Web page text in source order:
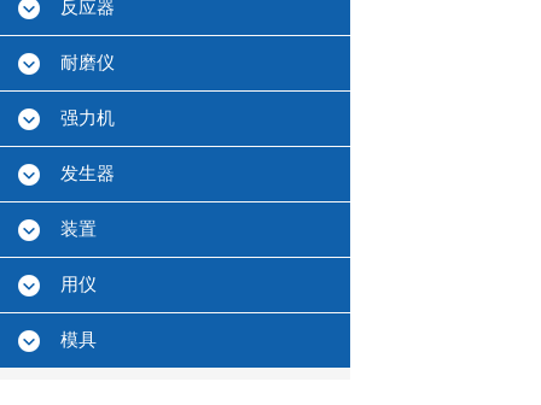
反应器
耐磨仪
强力机
发生器
装置
用仪
模具